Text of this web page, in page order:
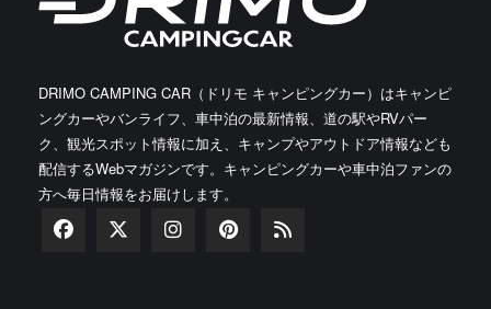
DRIMO CAMPING CAR（ドリモ キャンピングカー）はキャンピ
ングカーやバンライフ、車中泊の最新情報、道の駅やRVパー
ク、観光スポット情報に加え、キャンプやアウトドア情報なども
配信するWebマガジンです。キャンピングカーや車中泊ファンの
方へ毎日情報をお届けします。